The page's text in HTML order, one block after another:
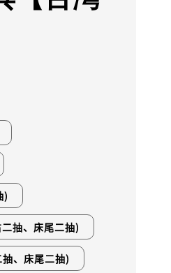
)
抽、床尾二抽)
、床尾二抽)